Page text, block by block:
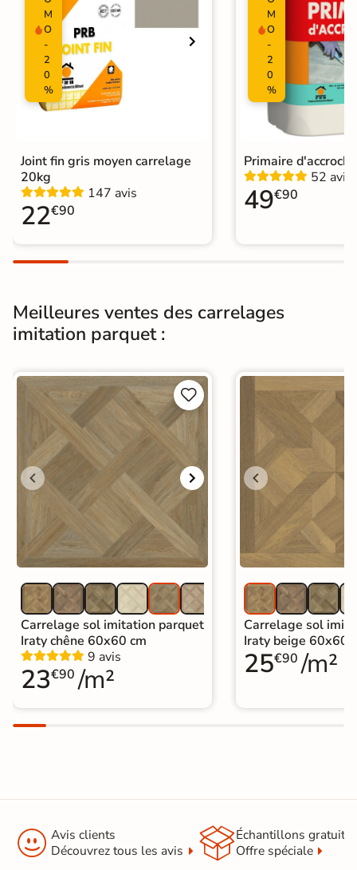
Nombres de
tampons
Résistant au Gel
Pièce humides
Plancher
Chauffant
Conditionnement
Pose Coller
Support Chape Ancien carrelage
Normes Certification CE
Origine Espagne
Catégories
Carrelage imitation parquet intérieur
Carrelage Gris
Carrelage sol cuisine
Carrelage salon moderne|
Carrelage Chambre|Carrelage WC
M
O
-
2
0
%
Joint fin gris moyen carrelage
20kg
147 avis
22€90
M
O
-
2
0
%
Primaire
52 avis
49€90
Meilleures ventes des carrelages
imitation parquet :


Carrelage sol imitation parquet
Iraty chêne 60x60 cm
9 avis
23€90 /m²
Carrelage sol
Iraty beige 60x60
25€90 /m²
 Avis clients
Découvrez tous les avis
Échantillons gratuit
Offre spéciale